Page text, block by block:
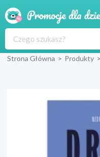
Strona Główna > Produkty >